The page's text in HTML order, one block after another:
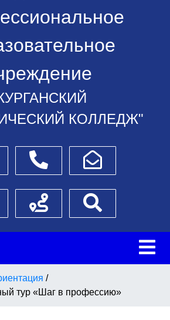
КОЛЛЕДЖ"
ТелефоныНаписать обращение
менюСхема проезда
/
тур «Шаг в профессию»